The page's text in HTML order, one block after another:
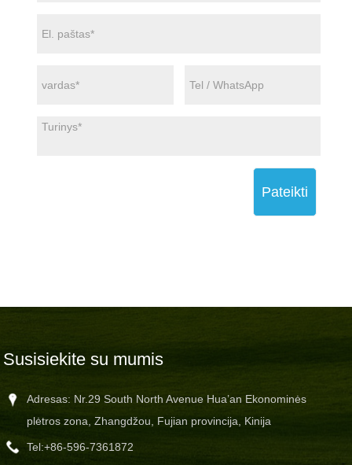
Pateikti
Susisiekite su mumis
Adresas: Nr.29 South North Avenue Hua’an Ekonominės
plėtros zona, Zhangdžou, Fujian provincija, Kinija
Tel:+86-596-7361872